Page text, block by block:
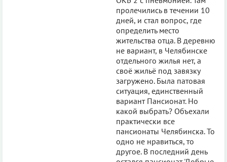
пролечились в течении 10
дней, и стал вопрос, где
определить место
жительства отца. В деревню
не вариант, в Челябинске
отдельного жилья нет, а
своё жильё под завязку
загружено. Была патовая
ситуация, единственный
вариант Пансионат. Но
какой выбрать? Объехали
практически все
пансионаты Челябинска. То
одно не нравиться, то
другое. В последний день